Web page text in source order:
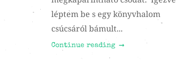
léptem be s egy könyvhalom
csúcsáról bámult...
Continue reading